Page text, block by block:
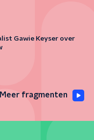
Gawie Keyser over
Meer fragmenten